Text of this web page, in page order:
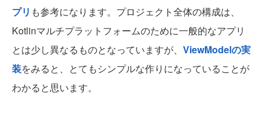
プリ も参考になります。プロジェクト全体の構成は、
Kotlinマルチプラットフォームのために一般的なアプリ
とは少し異なるものとなっていますが、 ViewModelの実
装をみると、とてもシンプルな作りになっていることが
わかると思います。